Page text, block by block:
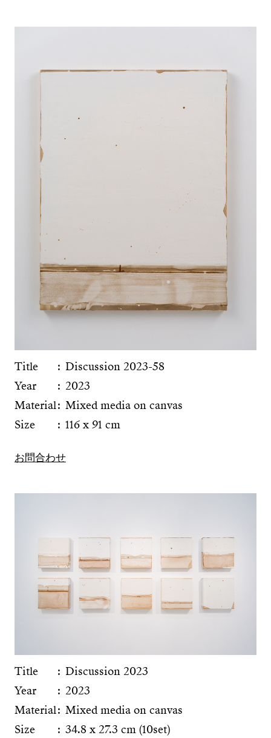
Title
Discussion 2023-58
Year
2023
Material Mixed media on canvas
Size
116 x 91 cm
お問合わせ
Title
Discussion 2023
Year
2023
Material Mixed media on canvas
Size
34.8 x 27.3 cm (10set)